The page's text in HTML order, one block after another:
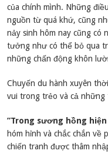
của chính mình. Những
nguồn từ quá khứ, cũng
nảy sinh hôm nay cũng có
tưởng như có thể bỏ qua
những chấn động khôn
Chuyến du hành xuyên
vui trong trẻo và cả
”Trong sương hồng hiện
hóm hỉnh và chắc chắn về
chiến tranh được thâm